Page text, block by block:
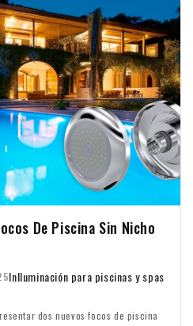
De Piscina Sin Nicho
InIluminación para piscinas y spas
dos nuevos focos de piscina